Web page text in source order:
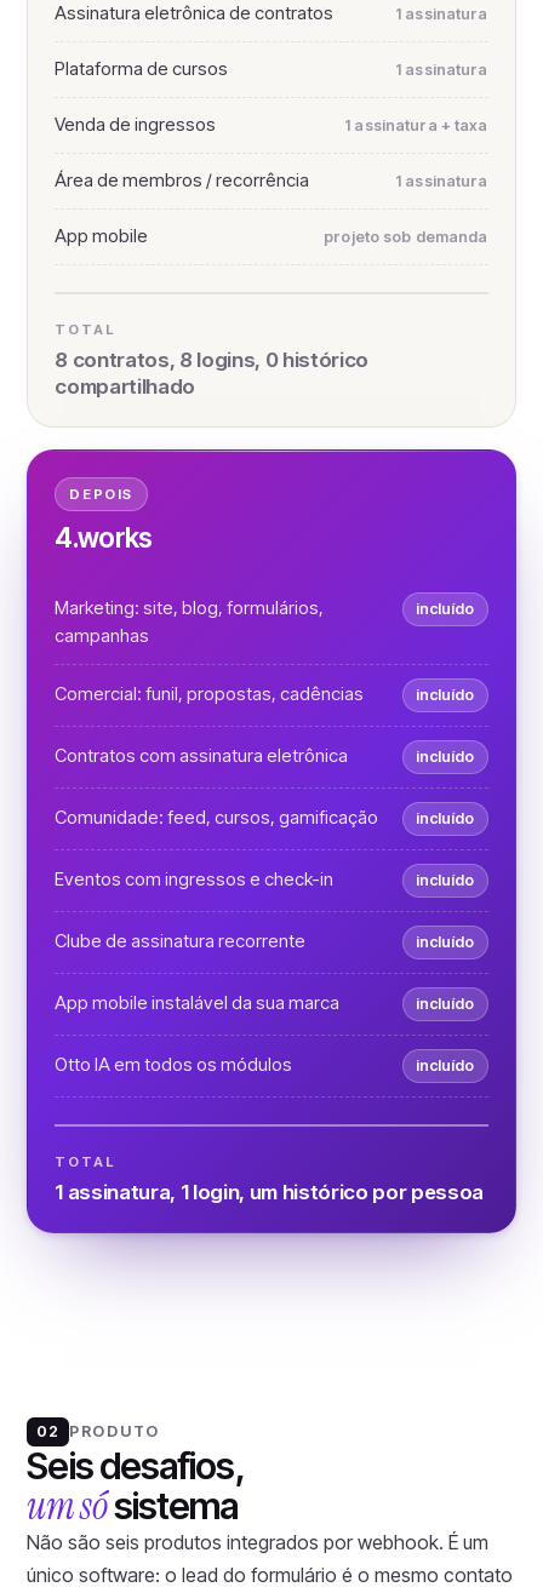
Assinatura eletrônica de contratos 1 assinatura
Plataforma de cursos 1 assinatura
Venda de ingressos 1 assinatura + taxa
Área de membros / recorrência 1 assinatura
App mobile projeto sob demanda
TOTAL
8 contratos, 8 logins, 0 histórico
compartilhado
DEPOIS
4.works
Marketing: site, blog, formulários,
campanhas
incluído
Comercial: funil, propostas, cadências incluído
Contratos com assinatura eletrônica incluído
Comunidade: feed, cursos, gamificação incluído
Eventos com ingressos e check-in incluído
Clube de assinatura recorrente incluído
App mobile instalável da sua marca incluído
Otto IA em todos os módulos incluído
TOTAL
1 assinatura, 1 login, um histórico por pessoa
02 PRODUTO
Seis desafios,
um sósistema
Não são seis produtos integrados por webhook. É um
único software: o lead do formulário é o mesmo contato